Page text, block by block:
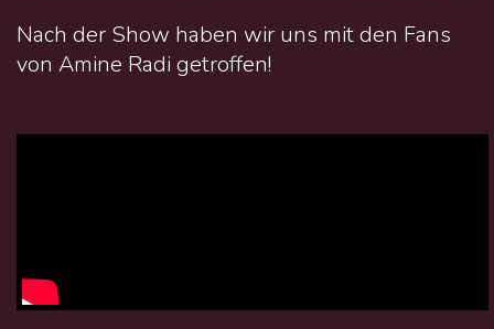
Nach der Show haben wir uns mit den Fans
von Amine Radi getroffen!